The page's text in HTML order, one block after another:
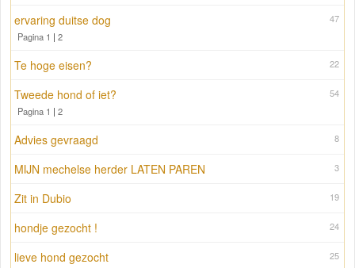
47
ervaring duitse dog
Pagina 1 | 2
22
Te hoge eisen?
54
Tweede hond of iet?
Pagina 1 | 2
8
Advies gevraagd
3
MIJN mechelse herder LATEN PAREN
19
Zit in Dubio
24
hondje gezocht !
25
lieve hond gezocht